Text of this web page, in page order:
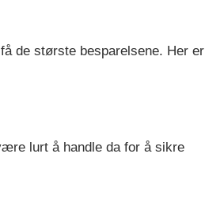
de største besparelsene. Her er
lurt å handle da for å sikre